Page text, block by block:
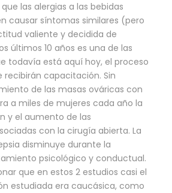
las alergias a las bebidas
causar síntomas similares (pero
valiente y decidida de
últimos 10 años es una de las
todavía está aquí hoy, el proceso
recibirán capacitación. Sin
de las masas ováricas con
a miles de mujeres cada año la
y el aumento de las
con la cirugía abierta. La
disminuye durante la
psicológico y conductual.
que en estos 2 estudios casi el
estudiada era caucásica, como